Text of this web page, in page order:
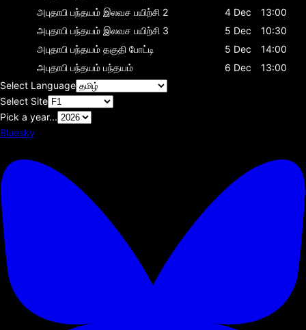
அபுதாபி பந்தயம் இலவச பயிற்சி 2 4 Dec
13:00
அபுதாபி பந்தயம் இலவச பயிற்சி 3 5 Dec
10:30
அபுதாபி பந்தயம் தகுதி போட்டி 5 Dec
14:00
அபுதாபி பந்தயம் பந்தயம் 6 Dec
13:00
Select Language
Select Site
Pick a year...
Bluesky